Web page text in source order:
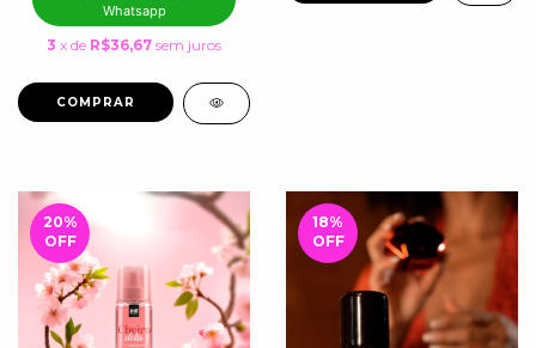
Whatsapp
3 x de R$36,67 sem juros
20%
OFF
18%
OFF